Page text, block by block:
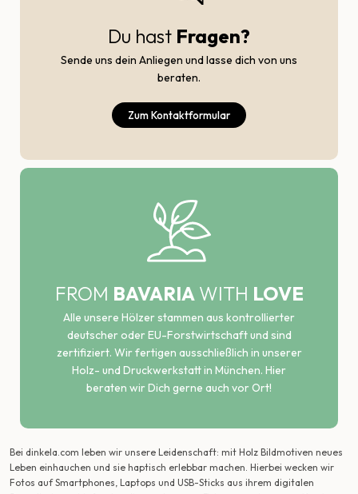
Du hast Fragen?
Sende uns dein Anliegen und lasse dich von uns
beraten.
Zum Kontaktformular
FROM BAVARIAWITH LOVE
Alle unsere Hölzer stammen aus kontrollierter
deutscher oder EU-Forstwirtschaft und sind
zertifiziert. Wir fertigen ausschließlich in unserer
Holz- und Druckwerkstatt in München. Hier
beraten wir Dich gerne auch vor Ort!
Bei dinkela.com leben wir unsere Leidenschaft: mit Holz Bildmotiven neues
Leben einhauchen und sie haptisch erlebbar machen. Hierbei wecken wir
Fotos auf Smartphones, Laptops und USB-Sticks aus ihrem digitalen